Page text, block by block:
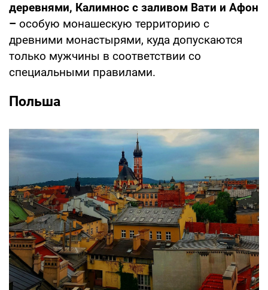
деревнями, Калимнос с заливом Вати и Афон
– особую монашескую территорию с
древними монастырями, куда допускаются
только мужчины в соответствии со
специальными правилами.
Польша